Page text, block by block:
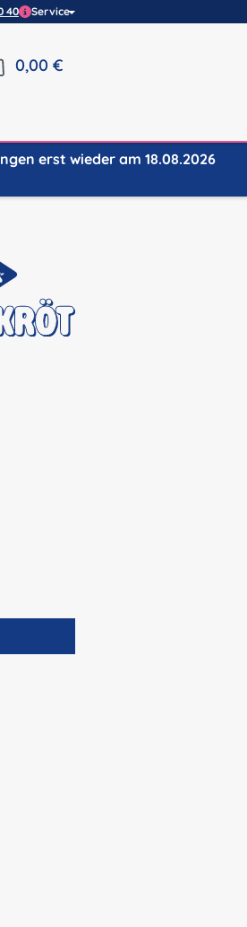
40 Service
auf dem Merkzettel
0,00 €
erst wieder am 18.08.2026